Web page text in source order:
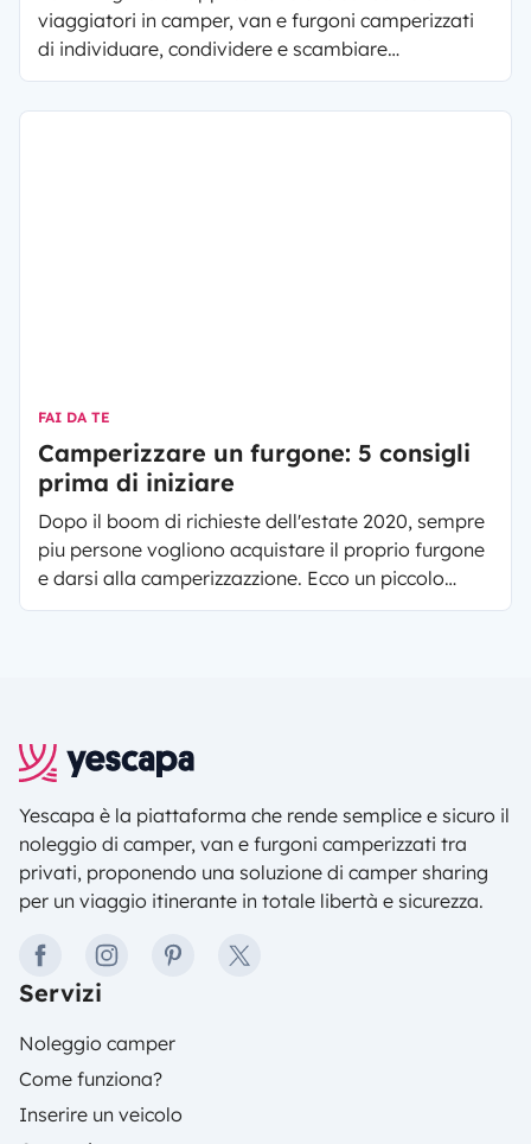
viaggiatori in camper, van e furgoni camperizzati
di individuare, condividere e scambiare
informazioni sui punti di riferimento durante il tuo
viaggio in camper.
FAI DA TE
Camperizzare un furgone: 5 consigli
prima di iniziare
Dopo il boom di richieste dell'estate 2020, sempre
piu persone vogliono acquistare il proprio furgone
e darsi alla camperizzazzione. Ecco un piccolo
vademecum di 5 consigli pratici sulla
Yescapa è la piattaforma che rende semplice e sicuro il
noleggio di camper, van e furgoni camperizzati tra
privati, proponendo una soluzione di camper sharing
per un viaggio itinerante in totale libertà e sicurezza.
facebookinstagrampinteresttwitter
Servizi
Noleggio camper
Come funziona?
Inserire un veicolo